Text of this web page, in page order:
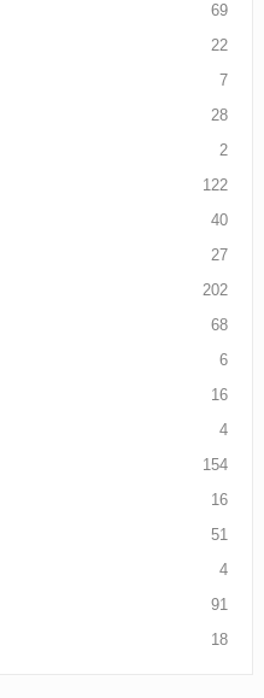
69
22
7
28
2
122
40
27
202
68
6
16
4
154
16
51
4
91
18